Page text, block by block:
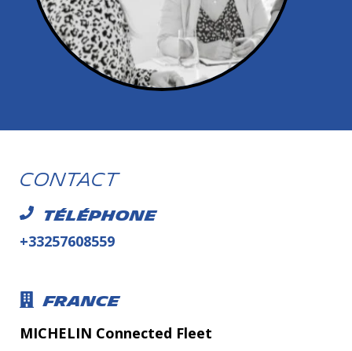
Contact
Téléphone
+33257608559
France
MICHELIN Connected Fleet